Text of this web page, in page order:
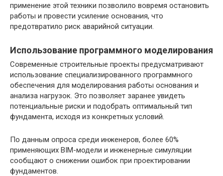
применение этой техники позволило вовремя остановить
работы и провести усиление основания, что
предотвратило риск аварийной ситуации.
Использование программного моделирования
Современные строительные проекты предусматривают
использование специализированного программного
обеспечения для моделирования работы основания и
анализа нагрузок. Это позволяет заранее увидеть
потенциальные риски и подобрать оптимальный тип
фундамента, исходя из конкретных условий.
По данным опроса среди инженеров, более 60%
применяющих BIM-модели и инженерные симуляции
сообщают о снижении ошибок при проектировании
фундаментов.